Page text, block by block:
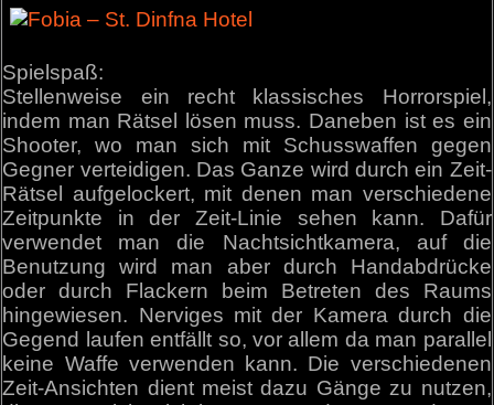
Spielspaß:
Stellenweise ein recht klassisches Horrorspiel,
indem man Rätsel lösen muss. Daneben ist es ein
Shooter, wo man sich mit Schusswaffen gegen
Gegner verteidigen. Das Ganze wird durch ein Zeit-
Rätsel aufgelockert, mit denen man verschiedene
Zeitpunkte in der Zeit-Linie sehen kann. Dafür
verwendet man die Nachtsichtkamera, auf die
Benutzung wird man aber durch Handabdrücke
oder durch Flackern beim Betreten des Raums
hingewiesen. Nerviges mit der Kamera durch die
Gegend laufen entfällt so, vor allem da man parallel
keine Waffe verwenden kann. Die verschiedenen
Zeit-Ansichten dient meist dazu Gänge zu nutzen,